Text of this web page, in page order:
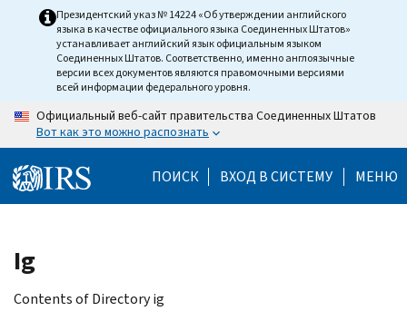
Президентский указ № 14224 «Об утверждении английского
языка в качестве официального языка Соединенных Штатов»
устанавливает английский язык официальным языком
Соединенных Штатов. Соответственно, именно англоязычные
версии всех документов являются правомочными версиями
всей информации федерального уровня.
Официальный веб-сайт правительства Соединенных Штатов
Вот как это можно распознать
ПОИСК ВХОД В СИСТЕМУ МЕНЮ
Beginning
of
main
Ig
Contents of Directory ig